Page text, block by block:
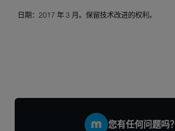
日期：2017 年 3 月。保留技术改进的权利。
您有任何问题吗？